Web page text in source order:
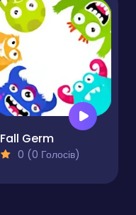
Fall Germ
0 (0 Голосів)